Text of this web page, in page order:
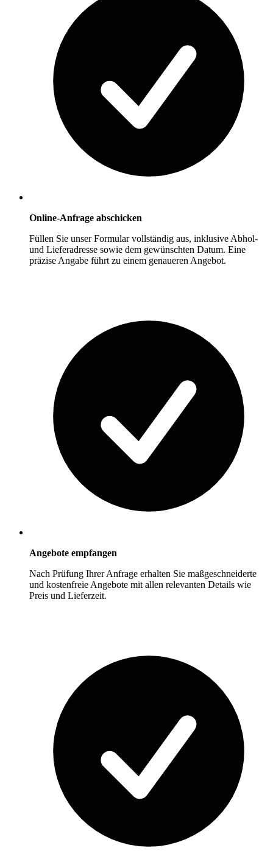
Online-Anfrage abschicken
Füllen Sie unser Formular vollständig aus, inklusive Abhol-
und Lieferadresse sowie dem gewünschten Datum. Eine
präzise Angabe führt zu einem genaueren Angebot.
Angebote empfangen
Nach Prüfung Ihrer Anfrage erhalten Sie maßgeschneiderte
und kostenfreie Angebote mit allen relevanten Details wie
Preis und Lieferzeit.